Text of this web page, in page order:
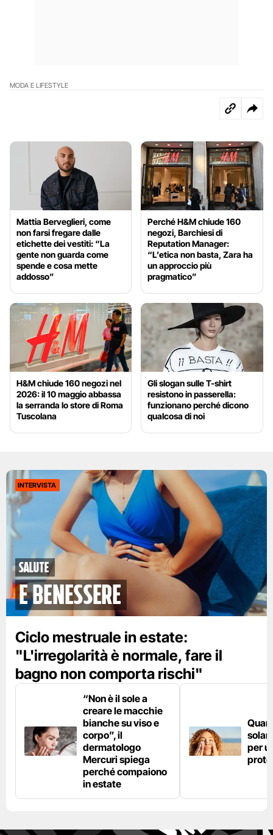
MODA E LIFESTYLE
Mattia Berveglieri, come
non farsi fregare dalle
etichette dei vestiti: “La
gente non guarda come
spende e cosa mette
addosso”
Perché H&M chiude 160
negozi, Barchiesi di
Reputation Manager:
“L’etica non basta, Zara ha
un approccio più
pragmatico”
H&M chiude 160 negozi nel
2026: il 10 maggio abbassa
la serranda lo store di Roma
Tuscolana
Gli slogan sulle T-shirt
resistono in passerella:
funzionano perché dicono
qualcosa di noi
INTERVISTA
Salute
e benessere
Ciclo mestruale in estate:
"L'irregolarità è normale, fare il
bagno non comporta rischi"
“Non è il sole a
creare le macchie
bianche su viso e
corpo”, il
dermatologo
Mercuri spiega
perché compaiono
in estate
per